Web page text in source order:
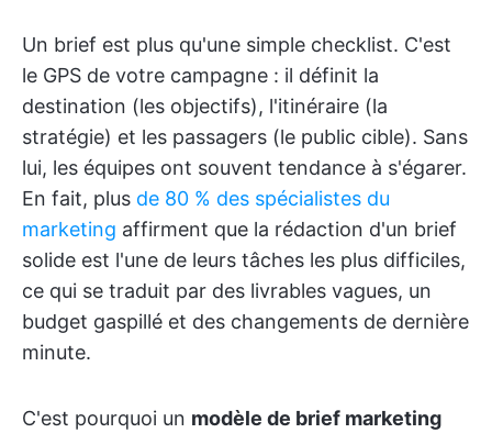
Un brief est plus qu'une simple checklist. C'est
le GPS de votre campagne : il définit la
destination (les objectifs), l'itinéraire (la
stratégie) et les passagers (le public cible). Sans
lui, les équipes ont souvent tendance à s'égarer.
En fait, plus de 80 % des spécialistes du
marketing affirment que la rédaction d'un brief
solide est l'une de leurs tâches les plus difficiles,
ce qui se traduit par des livrables vagues, un
budget gaspillé et des changements de dernière
minute.
C'est pourquoi un modèle de brief marketing